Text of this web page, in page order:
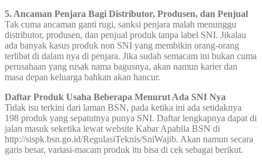
5. Ancaman Penjara Bagi Distributor, Produsen, dan Penjual
Tak cuma ancaman ganti rugi, sanksi penjara malah menunggu
distributor, produsen, dan penjual produk tanpa label SNI. Jikalau
ada banyak kasus produk non SNI yang membikin orang-orang
terlibat di dalam nya di penjara. Jika sudah semacam ini bukan cuma
perusahaan yang rusak nama bagusnya, akan namun karier dan
masa depan keluarga bahkan akan hancur.
Daftar Produk Usaha Beberapa Menurut Ada SNI Nya
Tidak isu terkini dari laman BSN, pada ketika ini ada setidaknya
198 produk yang sepatutnya punya SNI. Daftar lengkapnya dapat di
jalan masuk seketika lewat website Kabar Apabila BSN di
http://sispk.bsn.go.id/RegulasiTeknis/SniWajib. Akan namun secara
garis besar, variasi-macam produk itu bisa di cek sebagai berikut.